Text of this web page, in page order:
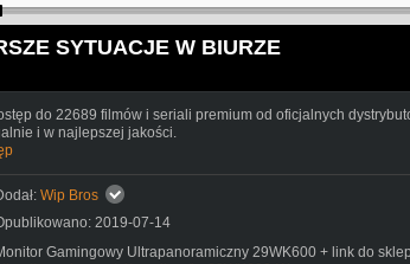
SYTUACJE W BIURZE
do 22689 filmów i seriali premium od oficjalnych
i w najlepszej jakości.
Wip Bros
2019-07-14
Gamingowy Ultrapanoramiczny 29WK600 + link do